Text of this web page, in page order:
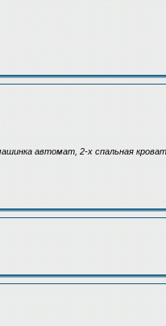
автомат, 2-х спальная